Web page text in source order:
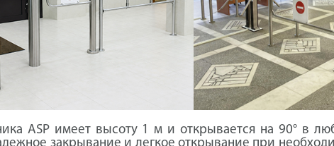
ASP имеет высоту 1 м и открывается на 90° в